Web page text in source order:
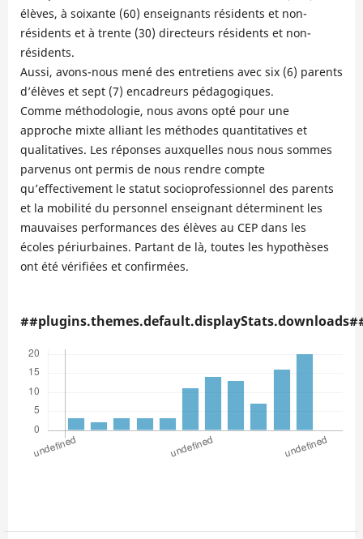
élèves, à soixante (60) enseignants résidents et non-
résidents et à trente (30) directeurs résidents et non-
résidents.
Aussi, avons-nous mené des entretiens avec six (6) parents
d’élèves et sept (7) encadreurs pédagogiques.
Comme méthodologie, nous avons opté pour une
approche mixte alliant les méthodes quantitatives et
qualitatives. Les réponses auxquelles nous nous sommes
parvenus ont permis de nous rendre compte
qu’effectivement le statut socioprofessionnel des parents
et la mobilité du personnel enseignant déterminent les
mauvaises performances des élèves au CEP dans les
écoles périurbaines. Partant de là, toutes les hypothèses
ont été vérifiées et confirmées.